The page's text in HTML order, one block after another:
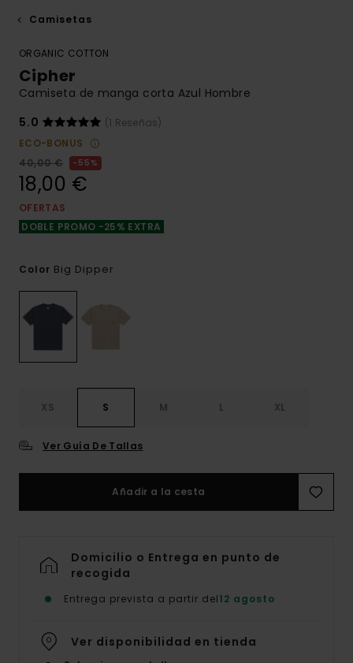
Camisetas
ORGANIC COTTON
Cipher
Camiseta de manga corta Azul Hombre
5.0
(1 Reseñas)
ECO-BONUS
40,00 €
55%
18,00 €
OFERTAS
DOBLE PROMO -25% EXTRA
Color Big Dipper
XS S M L XL
Ver Guía De Tallas
Añadir a la cesta
Domicilio o Entrega en punto de
recogida
Entrega prevista a partir del12 agosto
Ver disponibilidad en tienda